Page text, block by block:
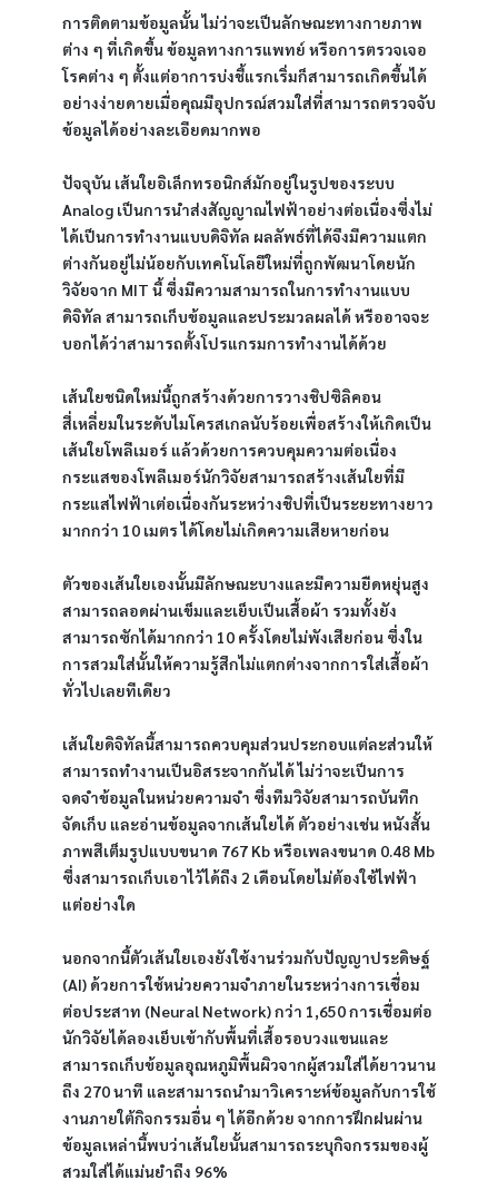
การติดตามข้อมูลนั้น ไม่ว่าจะเป็นลักษณะทางกายภาพ
ต่าง ๆ ที่เกิดขึ้น ข้อมูลทางการแพทย์ หรือการตรวจเจอ
โรคต่าง ๆ ตั้งแต่อาการบ่งชี้แรกเริ่มก็สามารถเกิดขึ้นได้
อย่างง่ายดายเมื่อคุณมีอุปกรณ์สวมใส่ที่สามารถตรวจจับ
ข้อมูลได้อย่างละเอียดมากพอ
ปัจจุบัน เส้นใยอิเล็กทรอนิกส์มักอยู่ในรูปของระบบ
Analog เป็นการนำส่งสัญญาณไฟฟ้าอย่างต่อเนื่องซึ่งไม่
ได้เป็นการทำงานแบบดิจิทัล ผลลัพธ์ที่ได้จึงมีความแตก
ต่างกันอยู่ไม่น้อยกับเทคโนโลยีใหม่ที่ถูกพัฒนาโดยนัก
วิจัยจาก MIT นี้ ซึ่งมีความสามารถในการทำงานแบบ
ดิจิทัล สามารถเก็บข้อมูลและประมวลผลได้ หรืออาจจะ
บอกได้ว่าสามารถตั้งโปรแกรมการทำงานได้ด้วย
เส้นใยชนิดใหม่นี้ถูกสร้างด้วยการวางชิปซิลิคอน
สี่เหลี่ยมในระดับไมโครสเกลนับร้อยเพื่อสร้างให้เกิดเป็น
เส้นใยโพลีเมอร์ แล้วด้วยการควบคุมความต่อเนื่อง
กระแสของโพลีเมอร์นักวิจัยสามารถสร้างเส้นใยที่มี
กระแสไฟฟ้าเต่อเนื่องกันระหว่างชิปที่เป็นระยะทางยาว
มากกว่า 10 เมตร ได้โดยไม่เกิดความเสียหายก่อน
ตัวของเส้นใยเองนั้นมีลักษณะบางและมีความยืดหยุ่นสูง
สามารถลอดผ่านเข็มและเย็บเป็นเสื้อผ้า รวมทั้งยัง
สามารถซักได้มากกว่า 10 ครั้งโดยไม่พังเสียก่อน ซึ่งใน
การสวมใส่นั้นให้ความรู้สึกไม่แตกต่างจากการใส่เสื้อผ้า
ทั่วไปเลยทีเดียว
เส้นใยดิจิทัลนี้สามารถควบคุมส่วนประกอบแต่ละส่วนให้
สามารถทำงานเป็นอิสระจากกันได้ ไม่ว่าจะเป็นการ
จดจำข้อมูลในหน่วยความจำ ซึ่งทีมวิจัยสามารถบันทึก
จัดเก็บ และอ่านข้อมูลจากเส้นใยได้ ตัวอย่างเช่น หนังสั้น
ภาพสีเต็มรูปแบบขนาด 767 Kb หรือเพลงขนาด 0.48 Mb
ซึ่งสามารถเก็บเอาไว้ได้ถึง 2 เดือนโดยไม่ต้องใช้ไฟฟ้า
แต่อย่างใด
นอกจากนี้ตัวเส้นใยเองยังใช้งานร่วมกับปัญญาประดิษฐ์
(AI) ด้วยการใช้หน่วยความจำภายในระหว่างการเชื่อม
ต่อประสาท (Neural Network) กว่า 1,650 การเชื่อมต่อ
นักวิจัยได้ลองเย็บเข้ากับพื้นที่เสื้อรอบวงแขนและ
สามารถเก็บข้อมูลอุณหภูมิพื้นผิวจากผู้สวมใส่ได้ยาวนาน
ถึง 270 นาที และสามารถนำมาวิเคราะห์ข้อมูลกับการใช้
งานภายใต้กิจกรรมอื่น ๆ ได้อีกด้วย จากการฝึกฝนผ่าน
ข้อมูลเหล่านี้พบว่าเส้นใยนั้นสามารถระบุกิจกรรมของผู้
สวมใส่ได้แม่นยำถึง 96%